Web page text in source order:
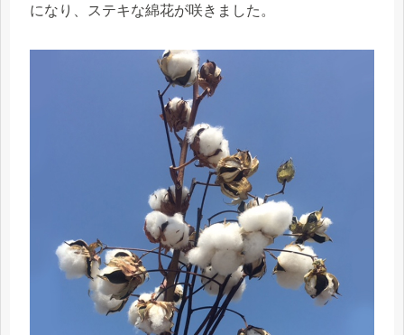
になり、ステキな綿花が咲きました。